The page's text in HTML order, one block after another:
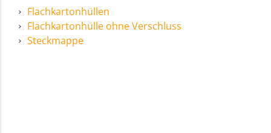
Flachkartonhüllen
Flachkartonhülle ohne Verschluss
Steckmappe